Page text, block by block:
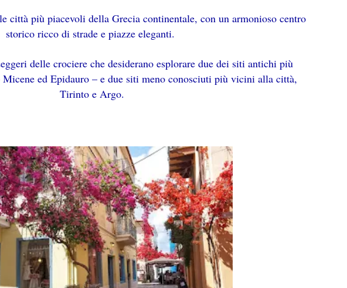
città più piacevoli della Grecia continentale, con un armonioso centro
storico ricco di strade e piazze eleganti.
delle crociere che desiderano esplorare due dei siti antichi più
ed Epidauro – e due siti meno conosciuti più vicini alla città,
Tirinto e Argo.